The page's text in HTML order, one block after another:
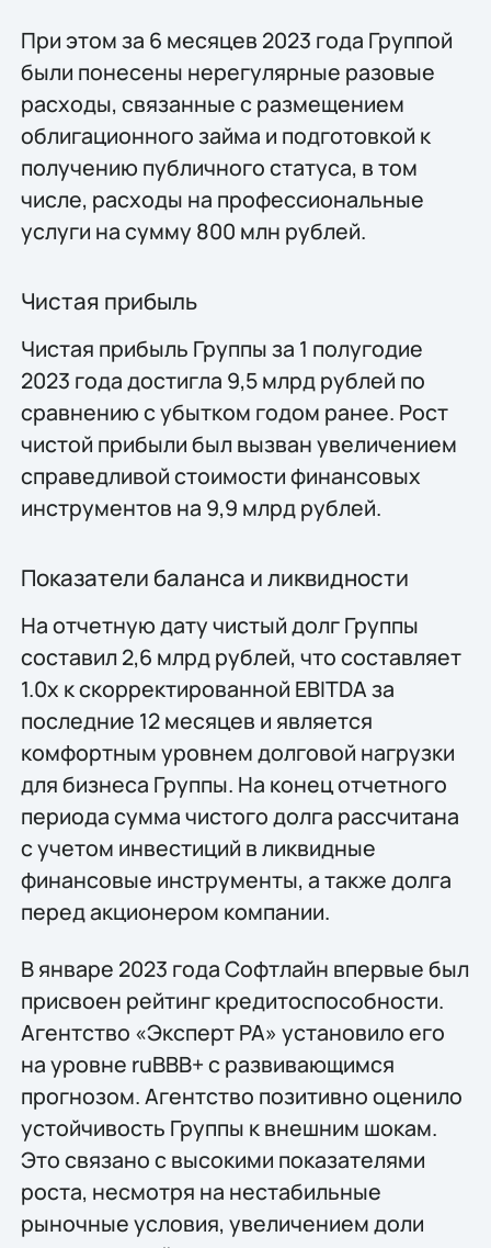
При этом за 6 месяцев 2023 года Группой
были понесены нерегулярные разовые
расходы, связанные с размещением
облигационного займа и подготовкой к
получению публичного статуса, в том
числе, расходы на профессиональные
услуги на сумму 800 млн рублей.
Чистая прибыль
Чистая прибыль Группы за 1 полугодие
2023 года достигла 9,5 млрд рублей по
сравнению с убытком годом ранее. Рост
чистой прибыли был вызван увеличением
справедливой стоимости финансовых
инструментов на 9,9 млрд рублей.
Показатели баланса и ликвидности
На отчетную дату чистый долг Группы
составил 2,6 млрд рублей, что составляет
1.0x к скорректированной EBITDA за
последние 12 месяцев и является
комфортным уровнем долговой нагрузки
для бизнеса Группы. На конец отчетного
периода сумма чистого долга рассчитана
с учетом инвестиций в ликвидные
финансовые инструменты, а также долга
перед акционером компании.
В январе 2023 года Софтлайн впервые был
присвоен рейтинг кредитоспособности.
Агентство «Эксперт РА» установило его
на уровне ruBBB+ с развивающимся
прогнозом. Агентство позитивно оценило
устойчивость Группы к внешним шокам.
Это связано с высокими показателями
роста, несмотря на нестабильные
рыночные условия, увеличением доли